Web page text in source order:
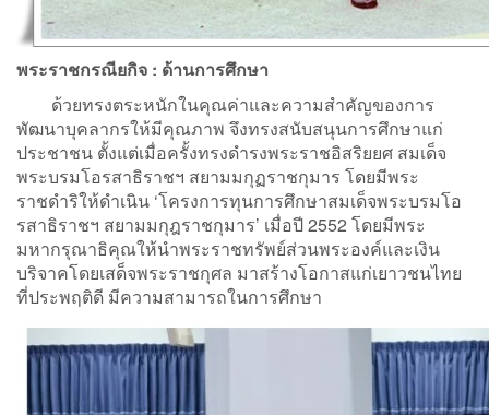
พระราชกรณียกิจ : ด้านการศึกษา
ด้วยทรงตระหนักในคุณค่าและความสําคัญของการ
พัฒนาบุคลากรให้มีคุณภาพ จึงทรงสนับสนุนการศึกษาแก่
ประชาชน ตั้งแต่เมื่อครั้งทรงดำรงพระราชอิสริยยศ สมเด็จ
พระบรมโอรสาธิราชฯ สยามมกุฏราชกุมาร โดยมีพระ
ราชดำริให้ดำเนิน ‘โครงการทุนการศึกษาสมเด็จพระบรมโอ
รสาธิราชฯ สยามมกุฎราชกุมาร’ เมื่อปี 2552 โดยมีพระ
มหากรุณาธิคุณให้นำพระราชทรัพย์ส่วนพระองค์และเงิน
บริจาคโดยเสด็จพระราชกุศล มาสร้างโอกาสแก่เยาวชนไทย
ที่ประพฤติดี มีความสามารถในการศึกษา